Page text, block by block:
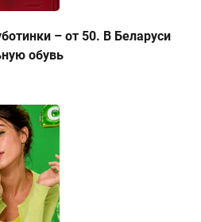
– от 50. В Беларуси
обувь